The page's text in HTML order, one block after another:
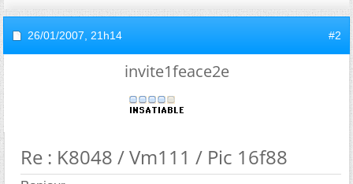
26/01/2007, 21h14 #2
invite1feace2e
Re : K8048 / Vm111 / Pic 16f88